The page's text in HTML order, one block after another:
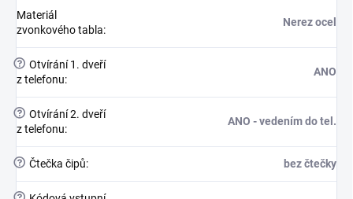
Materiál
zvonkového tabla:
Nerez ocel
? Otvírání 1. dveří
z telefonu:
ANO
? Otvírání 2. dveří
z telefonu:
ANO - vedením do tel.
? Čtečka čipů: bez čtečky